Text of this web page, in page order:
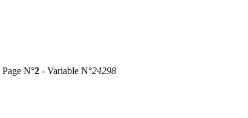
Page N°2 - Variable N°24298